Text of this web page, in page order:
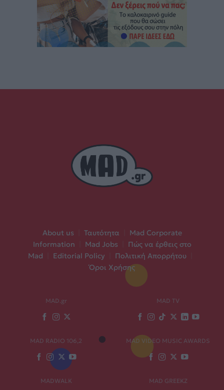
About us Ταυτότητα
Mad Corporate
Information
Mad Jobs
Πώς να έρθεις στο
Mad
Editorial Policy Πολιτική Απορρήτου
Όροι Χρήσης
MAD.gr MAD TV
MAD RADIO 106,2 MAD VIDEO MUSIC AWARDS
MADWALK MAD GREEKZ